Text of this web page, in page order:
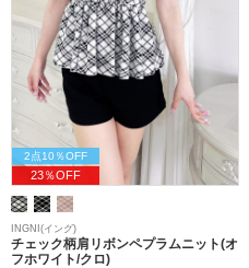
2点10％OFF
23％OFF
INGNI(イング)
チェック柄肩リボンペプラムニット(オ
フホワイト/クロ)